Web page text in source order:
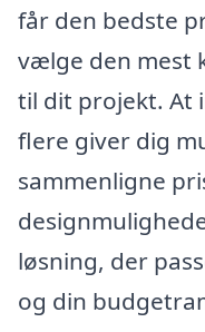
får den bedste
vælge den mest
til dit projekt. At
flere giver dig
sammenligne
løsning, der
og din